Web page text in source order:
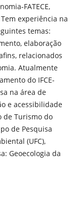
FATECE,
Tem experiência na
temas:
elaboração
relacionados
Atualmente
do IFCE-
na área de
e acessibilidade
de Turismo do
de Pesquisa
(UFC),
Geoecologia da